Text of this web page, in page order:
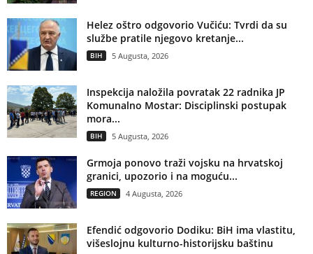
Helez oštro odgovorio Vučiću: Tvrdi da su
službe pratile njegovo kretanje...
BIH 5 Augusta, 2026
Inspekcija naložila povratak 22 radnika JP
Komunalno Mostar: Disciplinski postupak
mora...
BIH 5 Augusta, 2026
Grmoja ponovo traži vojsku na hrvatskoj
granici, upozorio i na moguću...
REGION 4 Augusta, 2026
Efendić odgovorio Dodiku: BiH ima vlastitu,
višeslojnu kulturno-historijsku baštinu